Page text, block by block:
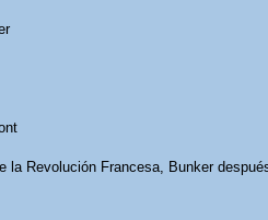
la Revolución Francesa, Bunker